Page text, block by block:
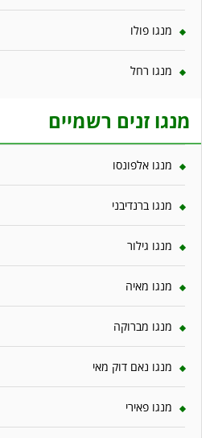
מנגו פולו
מנגו רחל
מנגו זנים רשמיים
מנגו אלפונסו
מנגו ברנדיבני
מנגו גילור
מנגו מאיה
מנגו מברוקה
מנגו נאם דוק מאי
מנגו פאירי